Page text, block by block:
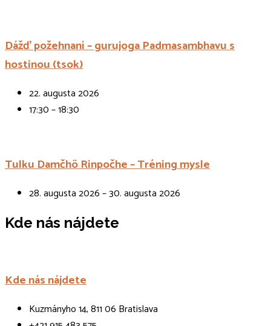
Dážď požehnaní – gurujoga Padmasambhavu s
hostinou (tsok)
22. augusta 2026
17:30 – 18:30
Tulku Damčhö Rinpočhe – Tréning mysle
28. augusta 2026 – 30. augusta 2026
Kde nás nájdete
Kde nás nájdete
Kuzmányho 14, 811 06 Bratislava